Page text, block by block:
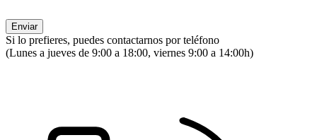
Si lo prefieres, puedes contactarnos por teléfono
(Lunes a jueves de 9:00 a 18:00, viernes 9:00 a 14:00h)